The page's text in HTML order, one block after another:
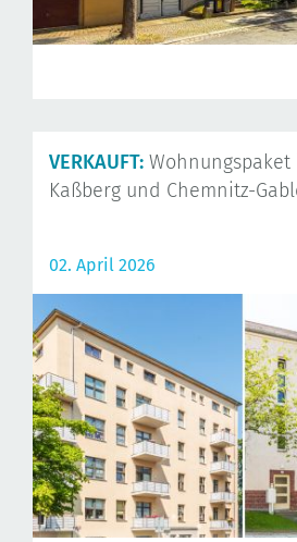
VERKAUFT:
Kaßberg und Chemnitz-
02. April 2026